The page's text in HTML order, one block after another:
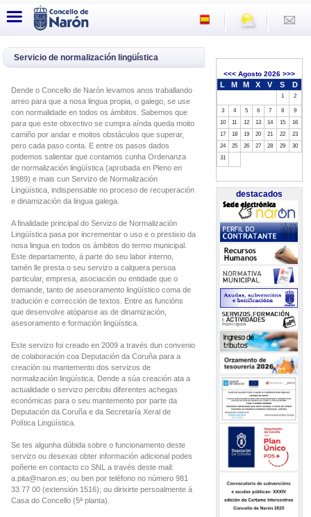
Servicio de normalización lingüística
Dende o Concello de Narón levamos anos traballando
arreo para que a nosa lingua propia, o galego, se use
con normalidade en todos os ámbitos. Sabemos que
para que este obxectivo se cumpra aínda queda moito
camiño por andar e moitos obstáculos que superar,
pero cada paso conta. E entre os pasos dados
podemos salientar que contamos cunha Ordenanza
de normalización lingüística (aprobada en Pleno en
1989) e mais cun Servizo de Normalización
Lingüística, indispensable no proceso de recuperación
e dinamización da lingua galega.
A finalidade principal do Servizo de Normalización
Lingüística pasa por incrementar o uso e o prestixio da
nosa lingua en todos os ámbitos do termo municipal.
Este departamento, á parte do seu labor interno,
tamén lle presta o seu servizo a calquera persoa
particular, empresa, asociación ou entidade que o
demande, tanto de asesoramento lingüístico coma de
tradución e corrección de textos. Entre as funcións
que desenvolve atópanse as de dinamización,
asesoramento e formación lingüística.
Este servizo foi creado en 2009 a través dun convenio
de colaboración coa Deputación da Coruña para a
creación ou mantemento dos servizos de
normalización lingüística. Dende a súa creación ata a
actualidade o servizo percibiu diferentes achegas
económicas para o seu mantemento por parte da
Deputación da Coruña e da Secretaría Xeral de
Política Lingüística.
Se tes algunha dúbida sobre o funcionamento deste
servizo ou desexas obter información adicional podes
poñerte en contacto co SNL a través deste mail:
a.pita@naron.es; ou ben por teléfono no número 981
33 77 00 (extensión 1516); ou dirixirte persoalmente á
Casa do Concello (5ª planta).
<<<Agosto 2026 >>>
L M M X V S D
1 2
3 4 5 6 7 8
9
10
11 12 13 14 15
16
17
18 19 20 21 22
23
24
25 26 27 28 29
30
31
destacados